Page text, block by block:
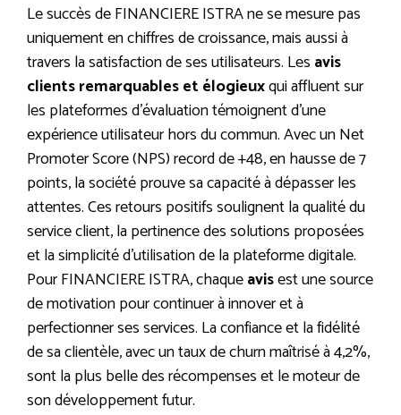
Le succès de FINANCIERE ISTRA ne se mesure pas
uniquement en chiffres de croissance, mais aussi à
travers la satisfaction de ses utilisateurs. Les avis
clients remarquables et élogieuxqui affluent sur
les plateformes d’évaluation témoignent d’une
expérience utilisateur hors du commun. Avec un Net
Promoter Score (NPS) record de +48, en hausse de 7
points, la société prouve sa capacité à dépasser les
attentes. Ces retours positifs soulignent la qualité du
service client, la pertinence des solutions proposées
et la simplicité d’utilisation de la plateforme digitale.
Pour FINANCIERE ISTRA, chaqueavisest une source
de motivation pour continuer à innover et à
perfectionner ses services. La confiance et la fidélité
de sa clientèle, avec un taux de churn maîtrisé à 4,2%,
sont la plus belle des récompenses et le moteur de
son développement futur.